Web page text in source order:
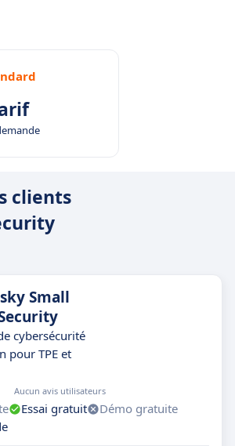
clients
Small
cybersécurité
pour TPE et
Aucun avis utilisateurs
Essai gratuit
Démo gratuite